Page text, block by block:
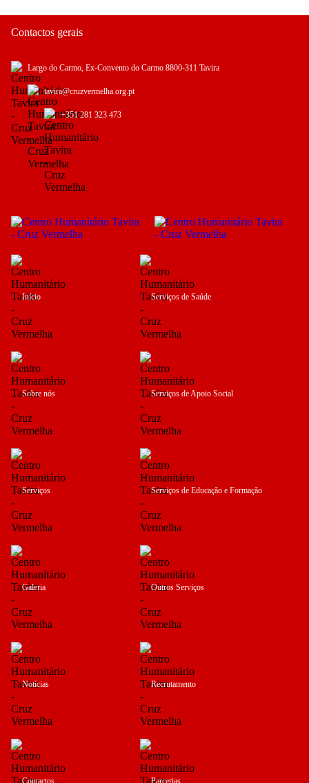
Contactos gerais
Largo do Carmo, Ex-Convento do Carmo 8800-311 Tavira
tavira@cruzvermelha.org.pt
+351 281 323 473
Início
Sobre nós
Serviços
Galeria
Notícias
Serviços de Saúde
Serviços de Apoio Social
Serviços de Educação e Formação
Outros Serviços
Recrutamento